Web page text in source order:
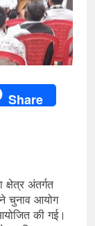
Share
अंतर्गत
ने चुनाव आयोग
की गई।